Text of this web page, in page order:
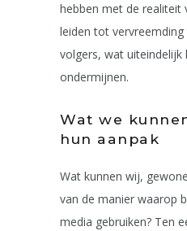
hebben met de realiteit
leiden tot
volgers, wat uiteindelijk
ondermijnen.
Wat we
hun aanpak
Wat kunnen wij,
van de manier waarop
media gebruiken? Ten